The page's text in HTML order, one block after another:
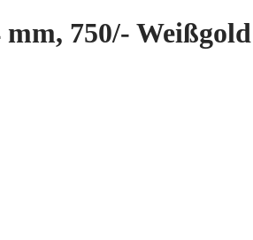
750/- Weißgold